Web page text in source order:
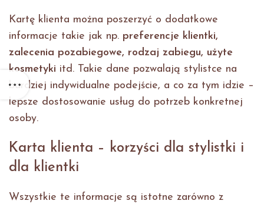
Kartę klienta można poszerzyć o dodatkowe
informacje takie jak np. preferencje klientki,
zalecenia pozabiegowe, rodzaj zabiegu, użyte
kosmetyki itd. Takie dane pozwalają stylistce na
bardziej indywidualne podejście, a co za tym idzie –
lepsze dostosowanie usług do potrzeb konkretnej
osoby.
Karta klienta – korzyści dla stylistki i
dla klientki
Wszystkie te informacje są istotne zarówno z